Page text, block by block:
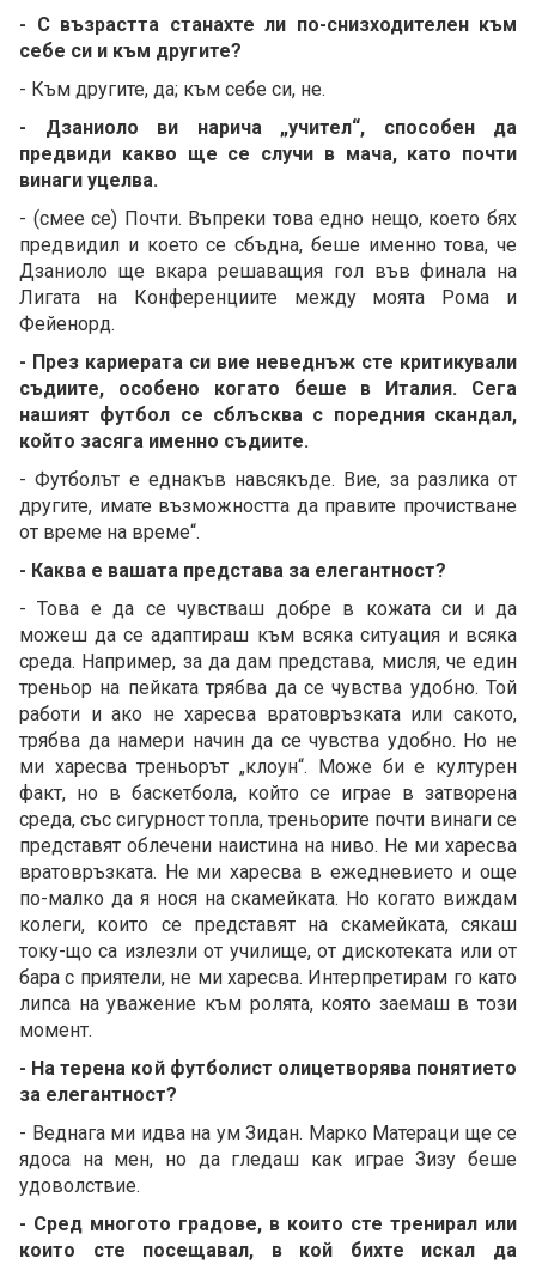
- С възрастта станахте ли по-снизходителен към
себе си и към другите?
- Към другите, да; към себе си, не.
- Дзаниоло ви нарича „учител“, способен да
предвиди какво ще се случи в мача, като почти
винаги уцелва.
- (смее се) Почти. Въпреки това едно нещо, което бях
предвидил и което се сбъдна, беше именно това, че
Дзаниоло ще вкара решаващия гол във финала на
Лигата на Конференциите между моята Рома и
Фейенорд.
- През кариерата си вие неведнъж сте критикували
съдиите, особено когато беше в Италия. Сега
нашият футбол се сблъсква с поредния скандал,
който засяга именно съдиите.
- Футболът е еднакъв навсякъде. Вие, за разлика от
другите, имате възможността да правите прочистване
от време на време“.
- Каква е вашата представа за елегантност?
- Това е да се чувстваш добре в кожата си и да
можеш да се адаптираш към всяка ситуация и всяка
среда. Например, за да дам представа, мисля, че един
треньор на пейката трябва да се чувства удобно. Той
работи и ако не харесва вратовръзката или сакото,
трябва да намери начин да се чувства удобно. Но не
ми харесва треньорът „клоун“. Може би е културен
факт, но в баскетбола, който се играе в затворена
среда, със сигурност топла, треньорите почти винаги се
представят облечени наистина на ниво. Не ми харесва
вратовръзката. Не ми харесва в ежедневието и още
по-малко да я нося на скамейката. Но когато виждам
колеги, които се представят на скамейката, сякаш
току-що са излезли от училище, от дискотеката или от
бара с приятели, не ми харесва. Интерпретирам го като
липса на уважение към ролята, която заемаш в този
момент.
- На терена кой футболист олицетворява понятието
за елегантност?
- Веднага ми идва на ум Зидан. Марко Матераци ще се
ядоса на мен, но да гледаш как играе Зизу беше
удоволствие.
- Сред многото градове, в които сте тренирал или
които сте посещавал, в кой бихте искал да